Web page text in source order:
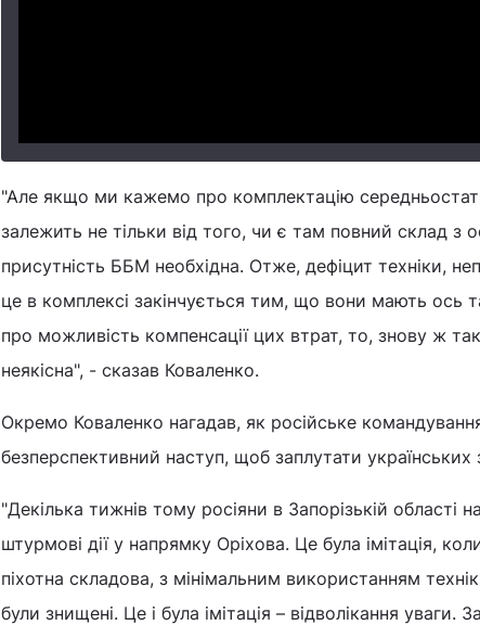
"Але якщо ми кажемо про комплектацію
залежить не тільки від того, чи є там повний склад
присутність ББМ необхідна. Отже, дефіцит техніки,
це в комплексі закінчується тим, що вони мають ось
про можливість компенсації цих втрат, то, знову ж
неякісна", - сказав Коваленко.
Окремо Коваленко нагадав, як російське
безперспективний наступ, щоб заплутати українських
"Декілька тижнів тому росіяни в Запорізькій області
штурмові дії у напрямку Оріхова. Це була імітація,
піхотна складова, з мінімальним використанням
були знищені. Це і була імітація – відволікання